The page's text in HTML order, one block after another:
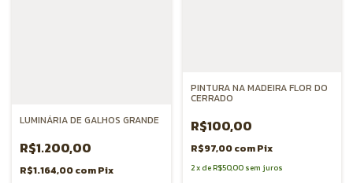
LUMINÁRIA DE GALHOS GRANDE
R$1.200,00
R$1.164,00comPix
PINTURA NA MADEIRA FLOR DO
CERRADO
R$100,00
R$97,00comPix
2xdeR$50,00 sem juros